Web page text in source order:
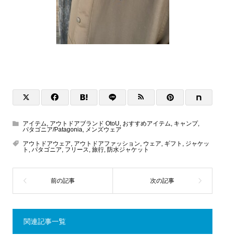
アイテム, アウトドアブランド OtoU, おすすめアイテム, キャンプ,
パタゴニア/Patagonia, メンズウェア
アウトドアウェア, アウトドアファッション, ウェア, ギフト , ジャケッ
ト , パタゴニア, フリース, 旅行, 防水ジャケット
関連記事一覧